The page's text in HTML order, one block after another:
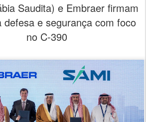
Saudita) e Embraer firmam
defesa e segurança com foco
no C-390